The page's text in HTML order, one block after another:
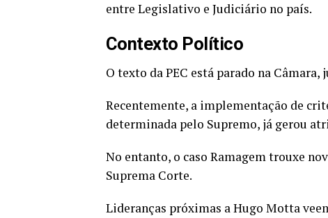
entre Legislativo e Judiciário no país.
Contexto Político
O texto da PEC está parado na
Recentemente, a implementação de
determinada pelo Supremo, já gerou
No entanto, o caso Ramagem trouxe
Suprema Corte.
Lideranças próximas a Hugo Motta